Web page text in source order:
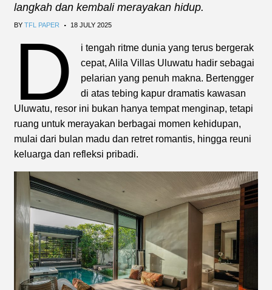
langkah dan kembali merayakan hidup.
BY TFL PAPER . 18 JULY 2025
D
i tengah ritme dunia yang terus bergerak
cepat, Alila Villas Uluwatu hadir sebagai
pelarian yang penuh makna. Bertengger
di atas tebing kapur dramatis kawasan
Uluwatu, resor ini bukan hanya tempat menginap, tetapi
ruang untuk merayakan berbagai momen kehidupan,
mulai dari bulan madu dan retret romantis, hingga reuni
keluarga dan refleksi pribadi.